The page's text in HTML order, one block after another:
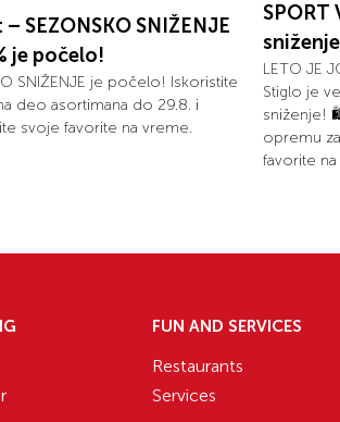
– SEZONSKO SNIŽENJE
je počelo!
SNIŽENJE je počelo! Iskoristite
deo asortimana do 29.8. i
svoje favorite na vreme.
SPORT
LETO JE
Stiglo je
sniženje!
opremu
favorite na
FUN AND SERVICES
Restaurants
Services